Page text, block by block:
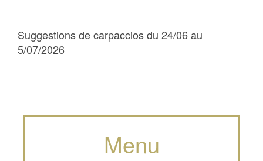
Suggestions de carpaccios du 24/06 au
5/07/2026
Menu